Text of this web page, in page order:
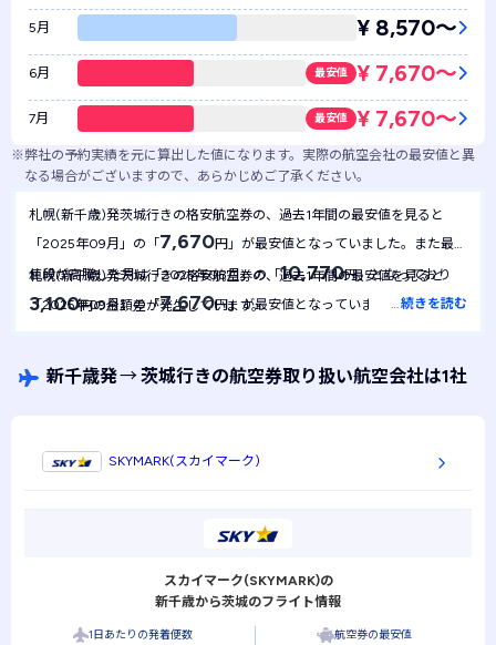
5月 ¥ 8,570〜
6月 最安値 ¥ 7,670〜
7月 最安値 ¥ 7,670〜
※弊社の予約実績を元に算出した値になります。実際の航空会社の最安値と異
なる場合がございますので、あらかじめご了承ください。
札幌(新千歳)発茨城行きの格安航空券の、過去1年間の最安値を見ると
「2025年09月」の「 7,670円」が最安値となっていました。また最も
値段が高騰した月は「2025年08月」の「10,770円」となっており
3,100円の金額差が発生しています。
札幌(新千歳)発茨城行きの格安航空券の、過去1年間の最安値を見ると
「2025年09月」の「7,670円」が最安値となっていました。1年間を
…続きを読む
新千歳発→茨城行きの航空券取り扱い航空会社は1社
SKYMARK(スカイマーク)
スカイマーク(SKYMARK)の
新千歳から茨城のフライト情報
1日あたりの発着便数 航空券の最安値